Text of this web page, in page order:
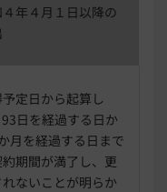
年４月１日以降の
定日から起算し
日を経過する日か
月を経過する日まで
約期間が満了し、更
ないことが明らか